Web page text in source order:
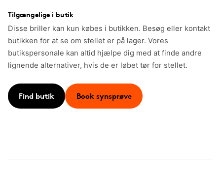
Tilgængelige i butik
Disse briller kan kun købes i butikken. Besøg eller kontakt
butikken for at se om stellet er på lager. Vores
butikspersonale kan altid hjælpe dig med at finde andre
lignende alternativer, hvis de er løbet tør for stellet.
Find butik Book synsprøve